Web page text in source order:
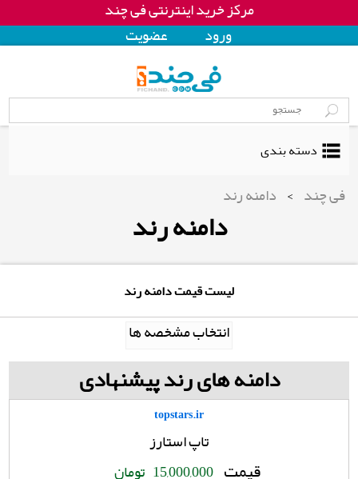
مرکز خرید اینترنتی فی چند
ورود
عضويت
دسته بندی
فی چند > دامنه رند
دامنه رند
لیست قیمت دامنه رند
انتخاب مشخصه ها
دامنه های رند پیشنهادی
topstars.ir
تاپ استارز
قیمت 15,000,000 تومان